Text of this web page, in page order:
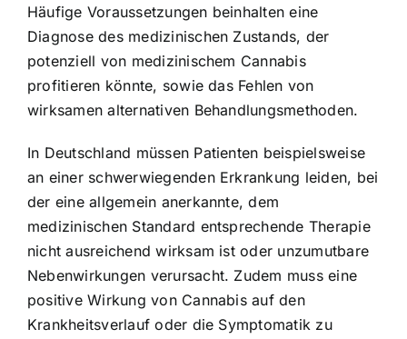
Häufige Voraussetzungen beinhalten eine
Diagnose des medizinischen Zustands, der
potenziell von medizinischem Cannabis
profitieren könnte, sowie das Fehlen von
wirksamen alternativen Behandlungsmethoden.
In Deutschland müssen Patienten beispielsweise
an einer schwerwiegenden Erkrankung leiden, bei
der eine allgemein anerkannte, dem
medizinischen Standard entsprechende Therapie
nicht ausreichend wirksam ist oder unzumutbare
Nebenwirkungen verursacht. Zudem muss eine
positive Wirkung von Cannabis auf den
Krankheitsverlauf oder die Symptomatik zu